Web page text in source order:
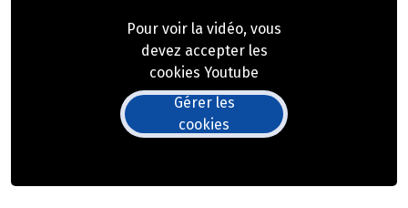
Pour voir la vidéo, vous
devez accepter les
cookies Youtube
Gérer les
cookies